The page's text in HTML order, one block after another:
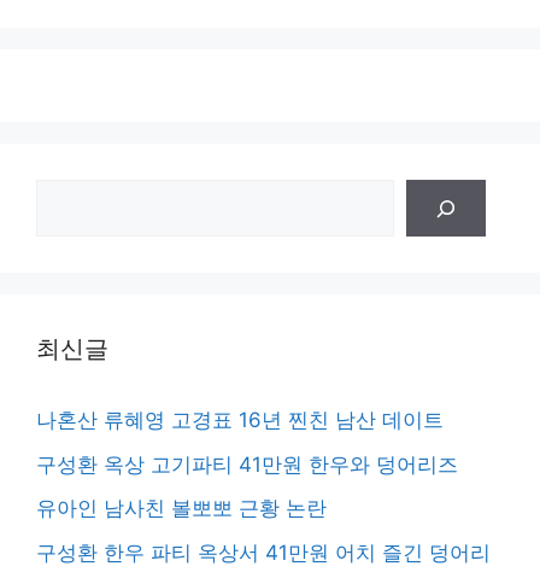
최신글
나혼산 류혜영 고경표 16년 찐친 남산 데이트
구성환 옥상 고기파티 41만원 한우와 덩어리즈
유아인 남사친 볼뽀뽀 근황 논란
구성환 한우 파티 옥상서 41만원 어치 즐긴 덩어리